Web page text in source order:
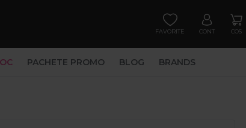
FAVORITE CONT COS
PACHETE PROMO BLOG BRANDS